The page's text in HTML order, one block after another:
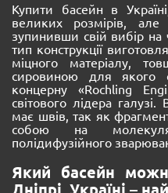
Купити басейн в
великих розмірів,
зупинивши свій вибір на
тип конструкції
міцного матеріалу,
сировиною для якого є
концерну «Rochling
світового лідера
має швів, так як
собою на
полідифузійного
Який басейн